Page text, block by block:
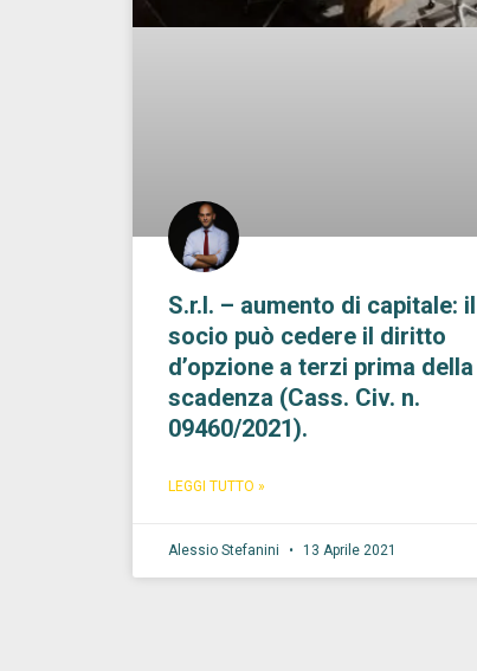
S.r.l. – aumento di capitale: il
socio può cedere il diritto
d’opzione a terzi prima della
scadenza (Cass. Civ. n.
09460/2021).
LEGGI TUTTO »
Alessio Stefanini 13 Aprile 2021